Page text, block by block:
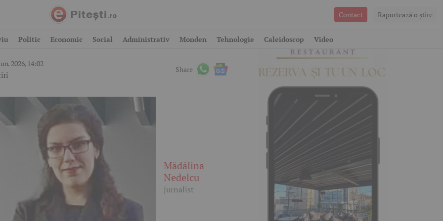
Contact Raportează o ştire
Politic Economic Social Administrativ Monden Tehnologie Caleidoscop Video
murit Maria Haiduc!
2026, 14:02
Share
Mădălina
Nedelcu
jurnalist